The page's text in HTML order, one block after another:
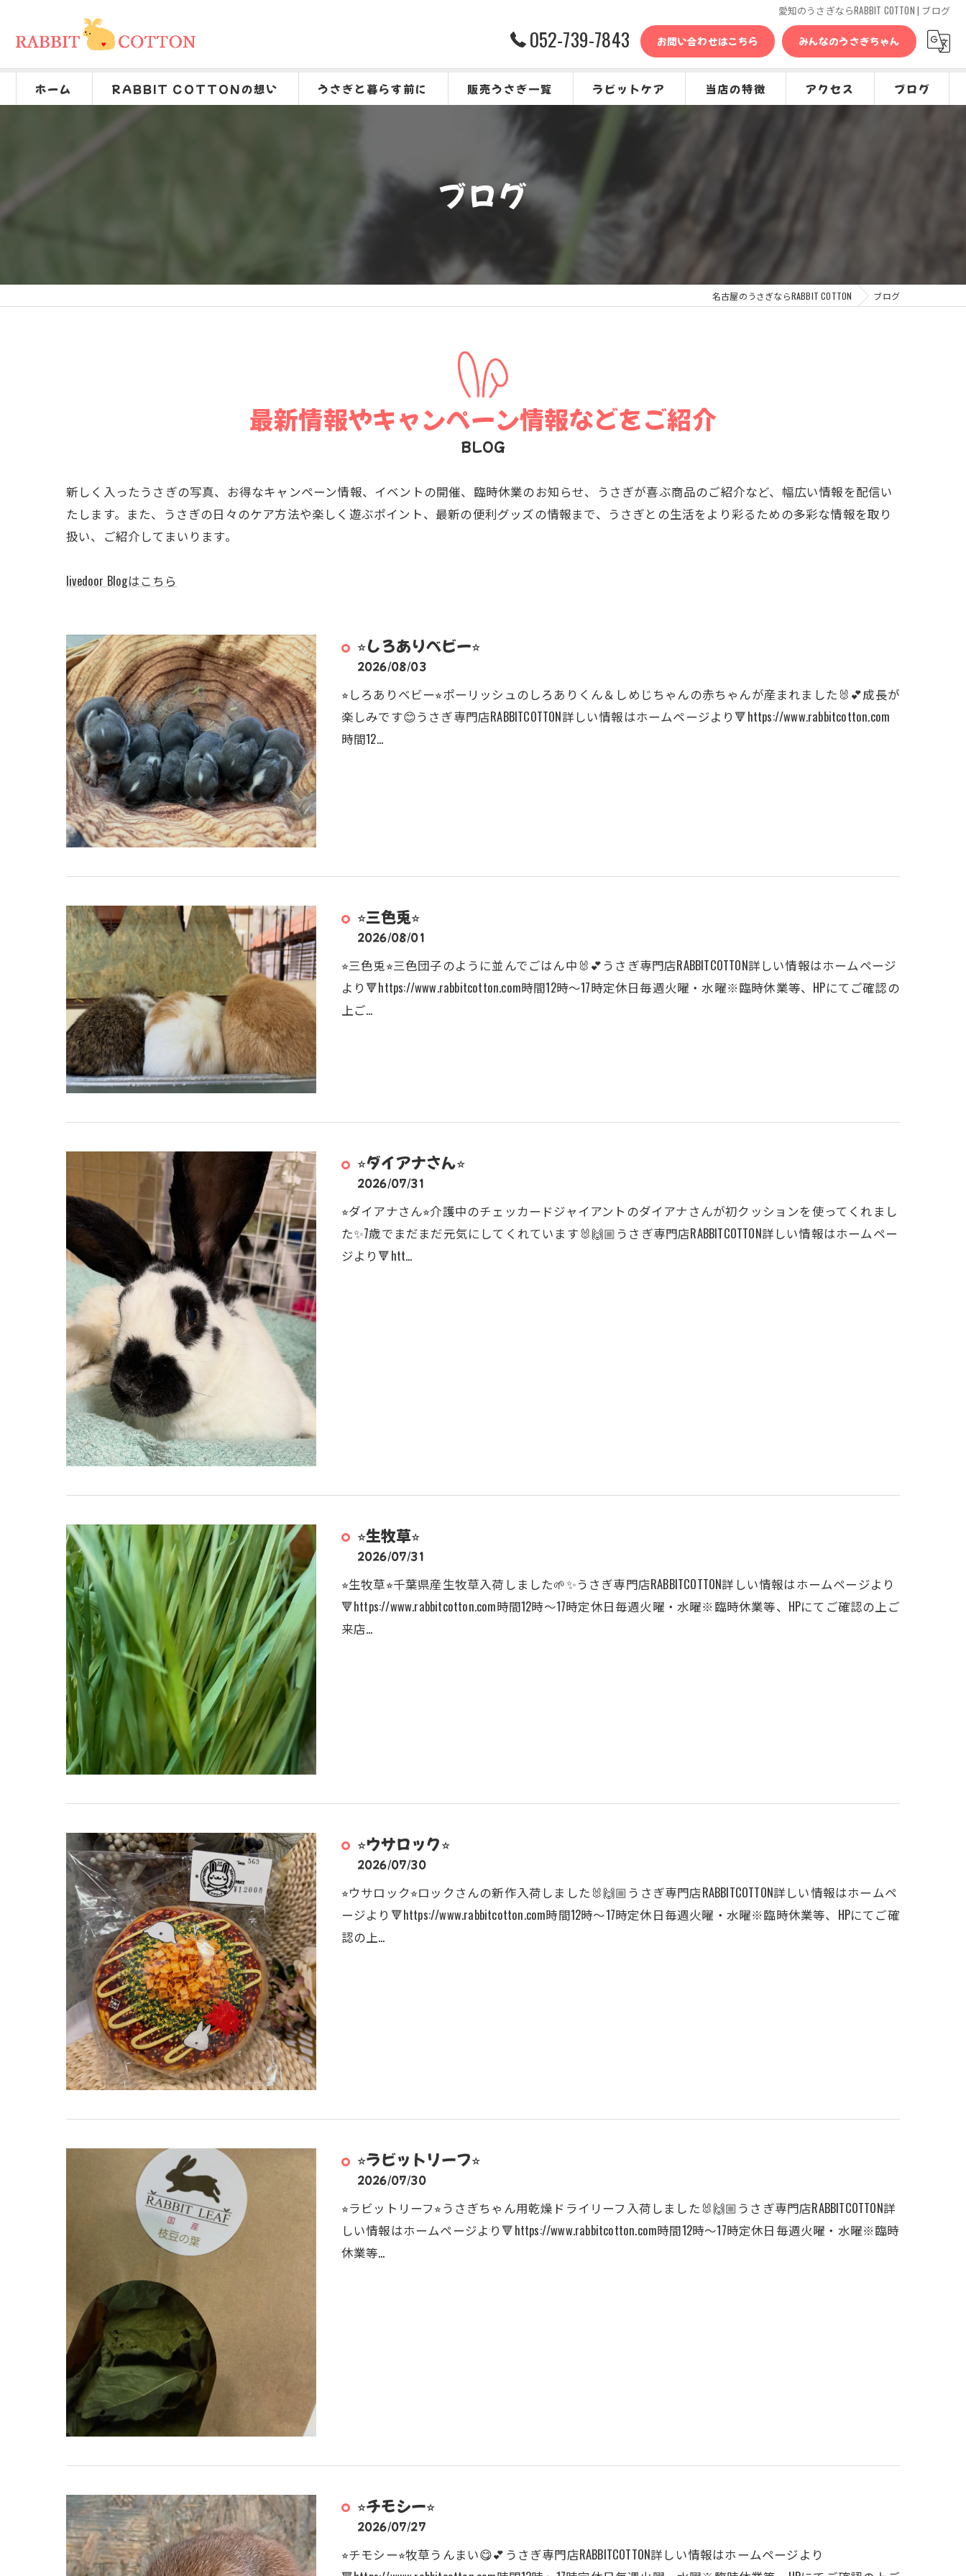
愛知のうさぎならRABBIT COTTON | ブログ
052-739-7843 お問い合わせはこちら みんなのうさぎちゃん
ホーム RABBIT COTTONの想い うさぎと暮らす前に 販売うさぎ一覧 ラビットケア 当店の特徴 アクセス ブログ
ブログ
名古屋のうさぎならRABBIT COTTON ブログ
最新情報やキャンペーン情報などをご紹介
BLOG
新しく入ったうさぎの写真、お得なキャンペーン情報、イベントの開催、臨時休業のお知らせ、うさぎが喜ぶ商品のご紹介など、幅広い情報を配信い
たします。また、うさぎの日々のケア方法や楽しく遊ぶポイント、最新の便利グッズの情報まで、うさぎとの生活をより彩るための多彩な情報を取り
扱い、ご紹介してまいります。
livedoor Blogはこちら
⭐︎しろありベビー⭐︎
2026/08/03
⭐︎しろありベビー⭐︎ポーリッシュのしろありくん＆しめじちゃんの赤ちゃんが産まれました🐰💕成長が
楽しみです😊うさぎ専門店RABBITCOTTON詳しい情報はホームページより🔻https://www.rabbitcotton.com
時間12…
⭐︎三色兎⭐︎
2026/08/01
⭐︎三色兎⭐︎三色団子のように並んでごはん中🐰💕うさぎ専門店RABBITCOTTON詳しい情報はホームページ
より🔻https://www.rabbitcotton.com時間12時〜17時定休日毎週火曜・水曜※臨時休業等、HPにてご確認の
上ご…
⭐︎ダイアナさん⭐︎
2026/07/31
⭐︎ダイアナさん⭐︎介護中のチェッカードジャイアントのダイアナさんが初クッションを使ってくれまし
た✨7歳でまだまだ元気にしてくれています🐰🙌🏼うさぎ専門店RABBITCOTTON詳しい情報はホームペー
ジより🔻htt…
⭐︎生牧草⭐︎
2026/07/31
⭐︎生牧草⭐︎千葉県産生牧草入荷しました🌱✨うさぎ専門店RABBITCOTTON詳しい情報はホームページより
🔻https://www.rabbitcotton.com時間12時〜17時定休日毎週火曜・水曜※臨時休業等、HPにてご確認の上ご
来店…
⭐︎ウサロック⭐︎
2026/07/30
⭐︎ウサロック⭐︎ロックさんの新作入荷しました🐰🙌🏼うさぎ専門店RABBITCOTTON詳しい情報はホームペ
ージより🔻https://www.rabbitcotton.com時間12時〜17時定休日毎週火曜・水曜※臨時休業等、HPにてご確
認の上…
⭐︎ラビットリーフ⭐︎
2026/07/30
⭐︎ラビットリーフ⭐︎うさぎちゃん用乾燥ドライリーフ入荷しました🐰🙌🏼うさぎ専門店RABBITCOTTON詳
しい情報はホームページより🔻https://www.rabbitcotton.com時間12時〜17時定休日毎週火曜・水曜※臨時
休業等…
⭐︎チモシー⭐︎
2026/07/27
⭐︎チモシー⭐︎牧草うんまい😋💕うさぎ専門店RABBITCOTTON詳しい情報はホームページより